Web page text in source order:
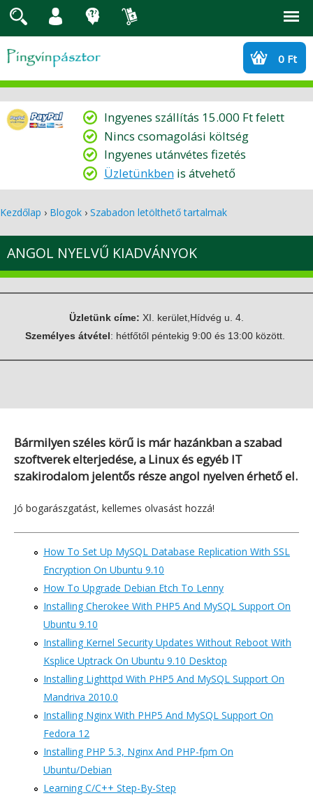
Jump to navigation
0 Ft
Ingyenes szállítás 15.000 Ft felett
Nincs csomagolási költség
Ingyenes utánvétes fizetés
Üzletünkbenis átvehető
e
e
n
i
l
Kezdőlap › Blogok › Szabadon letölthető tartalmak
ANGOL NYELVŰ KIADVÁNYOK
Üzletünk címe: XI. kerület,Hídvég u. 4.
Személyes átvétel: hétfőtől péntekig 9:00 és 13:00 között.
Bármilyen széles körű is már hazánkban a szabad
szoftverek elterjedése, a Linux és egyéb IT
szakirodalom jelentős része angol nyelven érhető el.
Jó bogarászgatást, kellemes olvasást hozzá!
How To Set Up MySQL Database Replication With SSL
Encryption On Ubuntu 9.10
How To Upgrade Debian Etch To Lenny
Installing Cherokee With PHP5 And MySQL Support On
Ubuntu 9.10
Installing Kernel Security Updates Without Reboot With
Ksplice Uptrack On Ubuntu 9.10 Desktop
Installing Lighttpd With PHP5 And MySQL Support On
Mandriva 2010.0
Installing Nginx With PHP5 And MySQL Support On
Fedora 12
Installing PHP 5.3, Nginx And PHP-fpm On
Ubuntu/Debian
Learning C/C++ Step-By-Step